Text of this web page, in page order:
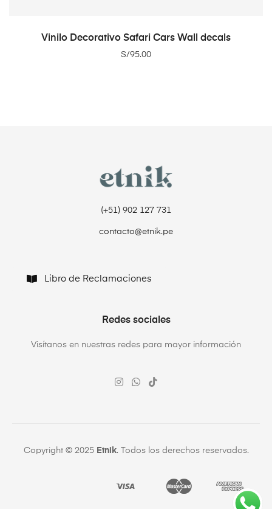
ADD TO CART
Vinilo Decorativo Safari Cars Wall decals
S/95.00
(+51) 902 127 731‬
contacto@etnik.pe
Libro de Reclamaciones
Redes sociales
Visítanos en nuestras redes para mayor información
Copyright © 2025 Etnik. Todos los derechos reservados.